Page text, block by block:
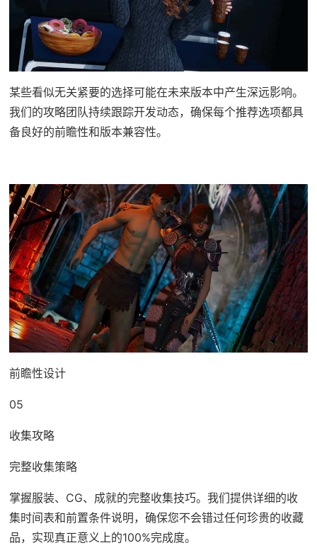
某些看似无关紧要的选择可能在未来版本中产生深远影响。
我们的攻略团队持续跟踪开发动态，确保每个推荐选项都具
备良好的前瞻性和版本兼容性。
前瞻性设计
05
收集攻略
完整收集策略
掌握服装、CG、成就的完整收集技巧。我们提供详细的收
集时间表和前置条件说明，确保您不会错过任何珍贵的收藏
品，实现真正意义上的100%完成度。